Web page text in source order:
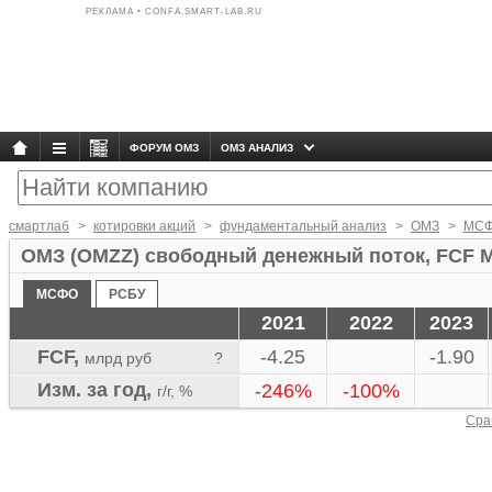
РЕКЛАМА • CONFA.SMART-LAB.RU
ФОРУМ ОМЗ ОМЗ АНАЛИЗ
смартлаб котировки акций фундаментальный анализ ОМЗ
ОМЗ (OMZZ) свободный денежный поток, FCF
МСФО РСБУ
2021 2022
2023
FCF, млрд руб ? -4.25
-1.90
Изм. за год, г/г, % -246% -100%